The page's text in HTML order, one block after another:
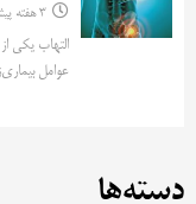
3 هفته پیش
التهاب یکی
عوامل
دسته‌ها